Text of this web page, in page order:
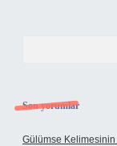
Son yorumlar
Gülümse Kelimesinin